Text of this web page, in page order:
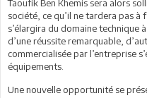
Taoufik Ben Khemis sera alors
société, ce qu’il ne tardera pas
s’élargira du domaine technique
d’une réussite remarquable,
commercialisée par l’entreprise
équipements.
Une nouvelle opportunité se